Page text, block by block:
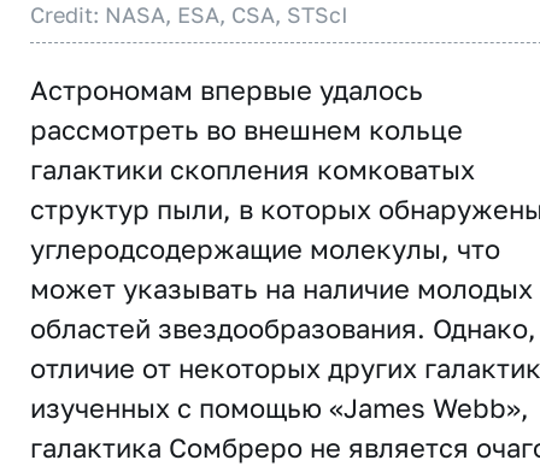
Credit: NASA, ESA, CSA, STScI
Астрономам впервые удалось
рассмотреть во внешнем кольце
галактики скопления комковатых
структур пыли, в которых
углеродсодержащие молекулы, что
может указывать на наличие молодых
областей звездообразования.
отличие от некоторых других
изученных с помощью «James Webb»,
галактика Сомбреро не является